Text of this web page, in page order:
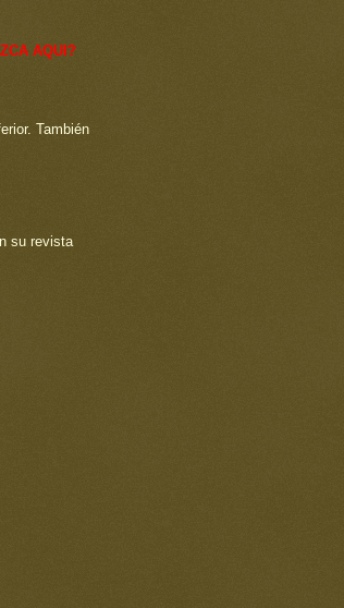
AQUI?
También
su revista